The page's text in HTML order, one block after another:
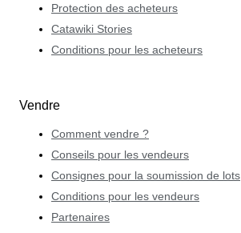
Protection des acheteurs
Catawiki Stories
Conditions pour les acheteurs
Vendre
Comment vendre ?
Conseils pour les vendeurs
Consignes pour la soumission de lots
Conditions pour les vendeurs
Partenaires